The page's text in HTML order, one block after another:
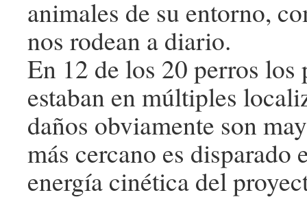
animales de su entorno,
nos rodean a diario.
En 12 de los 20 perros los
estaban en múltiples
daños obviamente son
más cercano es disparado
energía cinética del